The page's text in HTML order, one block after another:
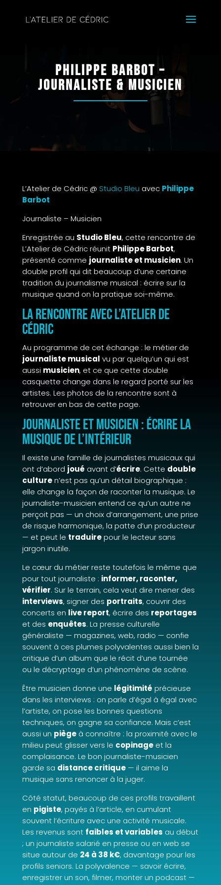
Philippe Barbot –
Journaliste & Musicien
L’Atelier de Cédric @ Studio Bleu avec Philippe
Barbot
Journaliste – Musicien
Enregistrée au Studio Bleu, cette rencontre de
L’Atelier de Cédric réunit Philippe Barbot,
présenté comme journaliste et musicien. Un
double profil qui dit beaucoup d’une certaine
tradition du journalisme musical : écrire sur la
musique quand on la pratique soi-même.
La rencontre avec L’Atelier de
Cédric
Au programme de cet échange : le métier de
journaliste musical vu par quelqu’un qui est
aussi musicien, et ce que cette double
casquette change dans le regard porté sur les
artistes. Les photos de la rencontre sont à
retrouver en bas de cette page.
Journaliste et musicien : écrire la
musique de l’intérieur
Il existe une famille de journalistes musicaux qui
ont d’abord joué avant d’écrire. Cette double
culturen’est pas qu’un détail biographique :
elle change la façon de raconter la musique. Le
journaliste-musicien entend ce qu’un autre ne
perçoit pas — un choix d’arrangement, une prise
de risque harmonique, la patte d’un producteur
— et peut le traduirepour le lecteur sans
jargon inutile.
Le cœur du métier reste toutefois le même que
pour tout journaliste : informer, raconter,
vérifier. Sur le terrain, cela veut dire mener des
interviews, signer des portraits, couvrir des
concerts en live report, écrire des reportages
et des enquêtes. La presse culturelle
généraliste — magazines, web, radio — confie
souvent à ces plumes polyvalentes aussi bien la
critique d’un album que le récit d’une tournée
ou le décryptage d’un phénomène de scène.
Être musicien donne une légitimité précieuse
dans les interviews : on parle d’égal à égal avec
l’artiste, on pose les bonnes questions
techniques, on gagne sa confiance. Mais c’est
aussi un piègeà connaître : la proximité avec le
milieu peut glisser vers le copinageet la
complaisance. Le bon journaliste-musicien
garde sa distance critique— il aime la
musique sans renoncer à la juger.
Côté statut, beaucoup de ces profils travaillent
en pigiste, payés à l’article, en cumulant
souvent l’écriture avec une activité musicale.
Les revenus sont faibles et variables au début
; un journaliste salarié en presse ou en web se
situe autour de 24 à 38 k€, davantage pour les
profils seniors. La polyvalence — savoir écrire,
enregistrer un son, filmer, monter un podcast —